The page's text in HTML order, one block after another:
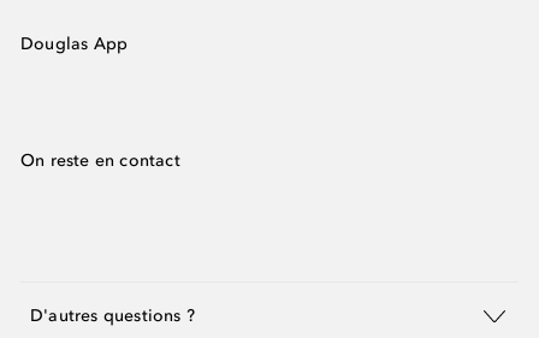
Douglas App
On reste en contact
D'autres questions ?